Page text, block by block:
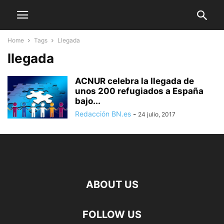
Home Tags Llegada
llegada
ACNUR celebra la llegada de
unos 200 refugiados a España
bajo...
Redacción BN.es - 24 julio, 2017
ABOUT US
FOLLOW US